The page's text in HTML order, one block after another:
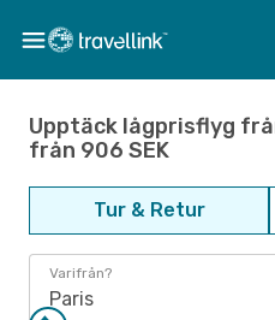
Upptäck lågprisflyg
från 906 SEK
Tur & Retur
Varifrån?
Paris